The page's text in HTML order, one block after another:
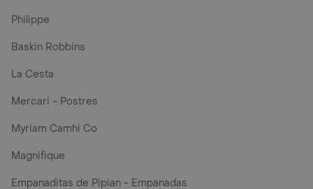
Philippe
Baskin Robbins
La Cesta
Mercari - Postres
Myriam Camhi Co
Magnifique
Empanaditas de Pipian - Empanadas